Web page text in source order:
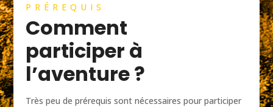
PRÉREQUIS
Comment
participer à
l’aventure ?
Très peu de prérequis sont nécessaires pour participer